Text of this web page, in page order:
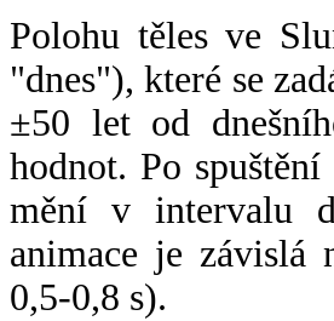
Polohu těles ve
"dnes"), které se
±50 let od
hodnot. Po
mění v intervalu
animace je závislá
0,5-0,8 s).